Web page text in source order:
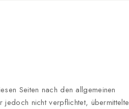
Seiten nach den allgemeinen
nicht verpflichtet, übermittelte